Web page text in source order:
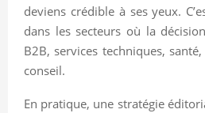
deviens crédible à ses yeux.
dans les secteurs où la
B2B, services techniques,
conseil.
En pratique, une stratégie